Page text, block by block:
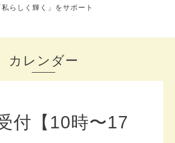
私らしく輝く」をサポート
カレンダー
付【10時〜17